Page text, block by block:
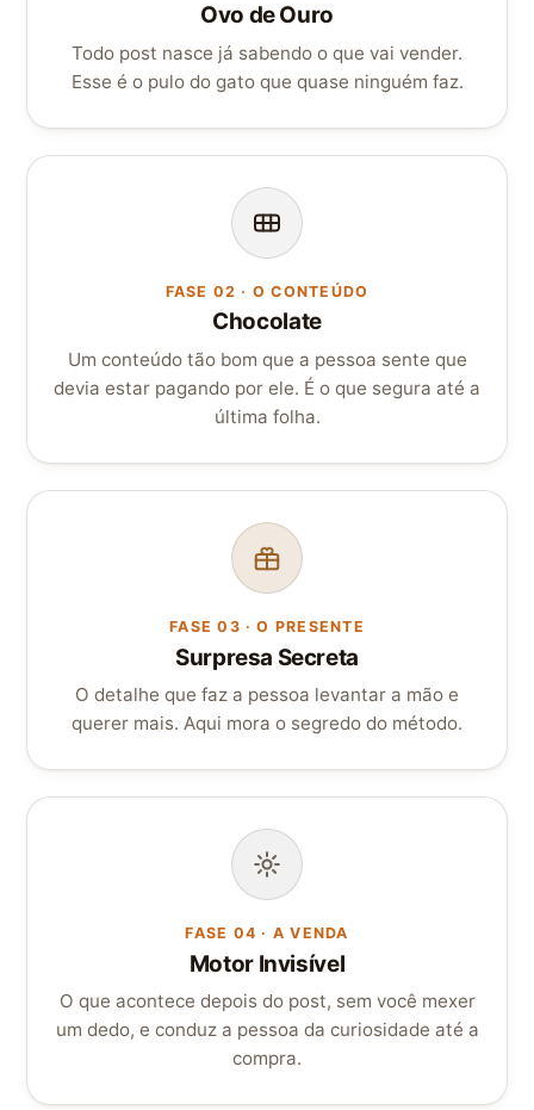
Ovo de Ouro
Todo post nasce já sabendo o que vai vender.
Esse é o pulo do gato que quase ninguém faz.
FASE 02 · O CONTEÚDO
Chocolate
Um conteúdo tão bom que a pessoa sente que
devia estar pagando por ele. É o que segura até a
última folha.
FASE 03 · O PRESENTE
Surpresa Secreta
O detalhe que faz a pessoa levantar a mão e
querer mais. Aqui mora o segredo do método.
FASE 04 · A VENDA
Motor Invisível
O que acontece depois do post, sem você mexer
um dedo, e conduz a pessoa da curiosidade até a
compra.